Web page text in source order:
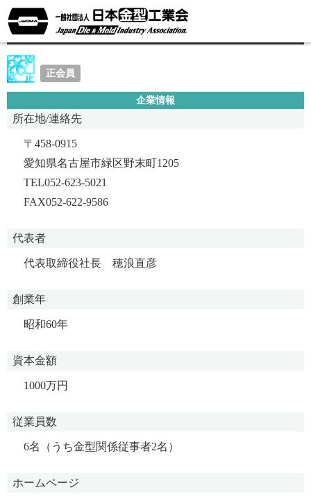
株式会社リケンモールド
正会員
企業情報
所在地/連絡先
〒458-0915
愛知県名古屋市緑区野末町1205
TEL052-623-5021
FAX052-622-9586
代表者
代表取締役社長 穂浪直彦
創業年
昭和60年
資本金額
1000万円
従業員数
6名（うち金型関係従事者2名）
ホームページ